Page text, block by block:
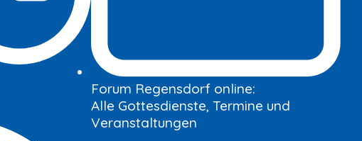
Forum Regensdorf online:
Alle Gottesdienste, Termine und
Veranstaltungen